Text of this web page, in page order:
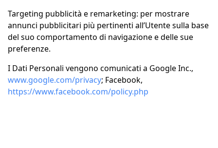
Targeting pubblicità e remarketing: per mostrare
annunci pubblicitari più pertinenti all’Utente sulla base
del suo comportamento di navigazione e delle sue
preferenze.
I Dati Personali vengono comunicati a Google Inc.,
www.google.com/privacy; Facebook,
https://www.facebook.com/policy.php